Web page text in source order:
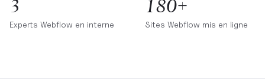
3
Experts Webflow en interne
180+
Sites Webflow mis en ligne